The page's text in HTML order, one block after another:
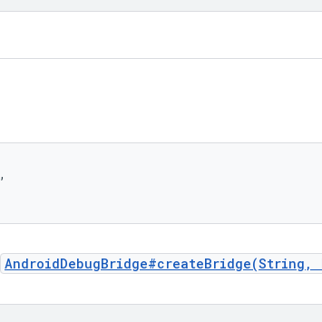
AndroidDebugBridge#createBridge(String,